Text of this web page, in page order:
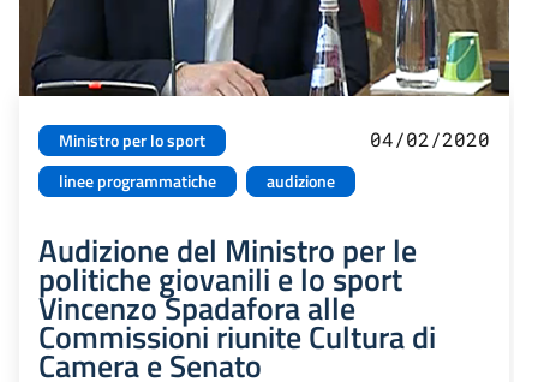
Ministro per lo sport
linee programmatiche
audizione
04/02/2020
Audizione del Ministro per le
politiche giovanili e lo sport
Vincenzo Spadafora alle
Commissioni riunite Cultura di
Camera e Senato